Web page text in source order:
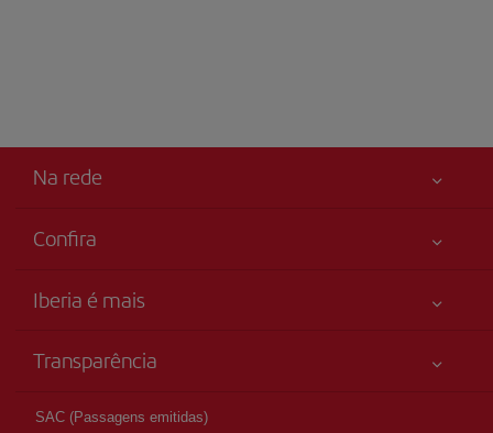
Na rede
Confira
Acessibilidade
Sustentabilidade
Iberia é mais
Grupo Iberia
Acionistas e investidores
Transparência
SAC (Passagens emitidas)